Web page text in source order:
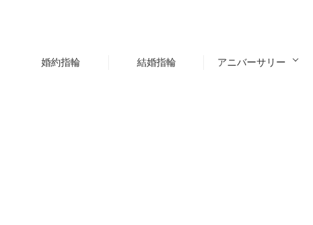
婚約指輪 結婚指輪 アニバーサリー